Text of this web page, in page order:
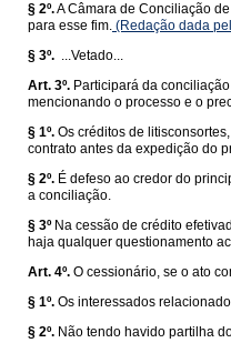
§ 2º.A Câmara de Conciliação
para esse fim. (Redação dada
§ 3º. ...Vetado...
Art. 3º. Participará da
mencionando o processo e o
§ 1º. Os créditos de
contrato antes da expedição do
§ 2º. É defeso ao credor do
a conciliação.
§ 3º Na cessão de crédito
haja qualquer questionamento
Art. 4º. O cessionário, se o ato
§ 1º. Os interessados
§ 2º. Não tendo havido partilha